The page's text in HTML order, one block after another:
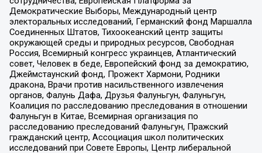
Демократические Выборы, Международный центр
электоральных исследований, Германский фонд Маршалла
Соединенных Штатов, Тихоокеанский центр защиты
окружающей среды и природных ресурсов, Свободная
Россия, Всемирный конгресс украинцев, Атлантический
совет, Человек в беде, Европейский фонд за демократию,
Джеймстаунский фонд, Прожект Хармони, Родники
дракона, Врачи против насильственного извлечения
органов, Фалунь Дафа, Друзья Фалуньгун, Фалуньгун,
Коалиция по расследованию преследования в отношении
Фалуньгун в Китае, Всемирная организация по
расследованию преследований Фалуньгун, Пражский
гражданский центр, Ассоциация школ политических
исследований при Совете Европы, Центр либеральной